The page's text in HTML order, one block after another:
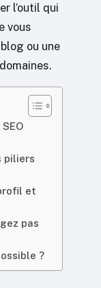
l’outil qui
vous
ou une
piliers
et
pas
?